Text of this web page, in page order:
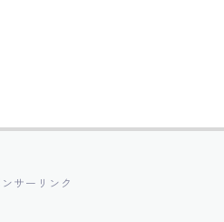
サーリンク